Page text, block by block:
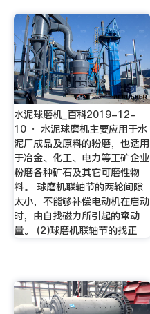
水泥球磨机_百科2019-12-
10 · 水泥球磨机主要应用于水
泥厂成品及原料的粉磨，也适用
于冶金、化工、电力等工矿企业
粉磨各种矿石及其它可磨性物
料。 球磨机联轴节的两轮间隙
太小，不能够补偿电动机在启动
时，由自找磁力所引起的窜动
量。 (2)球磨机联轴节的找正